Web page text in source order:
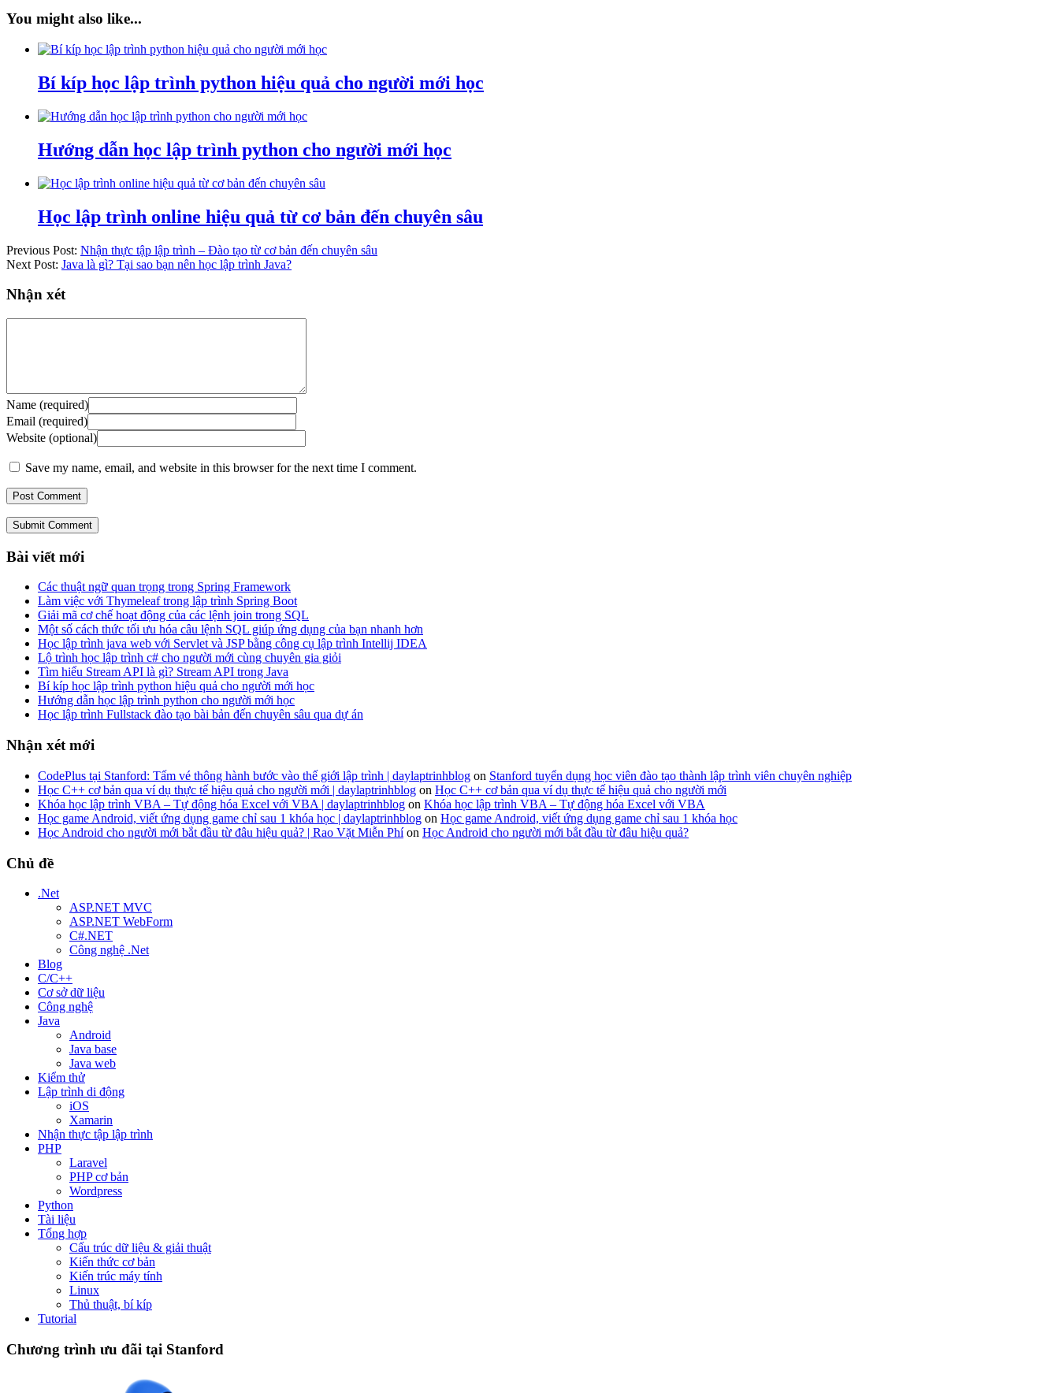
You might also like...
Bí kíp học lập trình python hiệu quả cho người mới học
Hướng dẫn học lập trình python cho người mới học
Học lập trình online hiệu quả từ cơ bản đến chuyên sâu
Previous Post: Nhận thực tập lập trình – Đào tạo từ cơ bản đến chuyên sâu
Next Post: Java là gì? Tại sao bạn nên học lập trình Java?
Nhận xét
Name (required)
Email (required)
Website (optional)
Save my name, email, and website in this browser for the next time I comment.
Submit Comment
Bài viết mới
Các thuật ngữ quan trọng trong Spring Framework
Làm việc với Thymeleaf trong lập trình Spring Boot
Giải mã cơ chế hoạt động của các lệnh join trong SQL
Một số cách thức tối ưu hóa câu lệnh SQL giúp ứng dụng của bạn nhanh hơn
Học lập trình java web với Servlet và JSP bằng công cụ lập trình Intellij IDEA
Lộ trình học lập trình c# cho người mới cùng chuyên gia giỏi
Tìm hiểu Stream API là gì? Stream API trong Java
Bí kíp học lập trình python hiệu quả cho người mới học
Hướng dẫn học lập trình python cho người mới học
Học lập trình Fullstack đào tạo bài bản đến chuyên sâu qua dự án
Nhận xét mới
CodePlus tại Stanford: Tấm vé thông hành bước vào thế giới lập trình | daylaptrinhblog on Stanford tuyển dụng học viên đào tạo thành lập trình viên chuyên nghiệp
Học C++ cơ bản qua ví dụ thực tế hiệu quả cho người mới | daylaptrinhblog on Học C++ cơ bản qua ví dụ thực tế hiệu quả cho người mới
Khóa học lập trình VBA – Tự động hóa Excel với VBA | daylaptrinhblog on Khóa học lập trình VBA – Tự động hóa Excel với VBA
Học game Android, viết ứng dụng game chỉ sau 1 khóa học | daylaptrinhblog on Học game Android, viết ứng dụng game chỉ sau 1 khóa học
Học Android cho người mới bắt đầu từ đâu hiệu quả? | Rao Vặt Miễn Phíon Học Android cho người mới bắt đầu từ đâu hiệu quả?
Chủ đề
.Net
ASP.NET MVC
ASP.NET WebForm
C#.NET
Công nghệ .Net
Blog
C/C++
Cơ sở dữ liệu
Công nghệ
Java
Android
Java base
Java web
Kiểm thử
Lập trình di động
iOS
Xamarin
Nhận thực tập lập trình
PHP
Laravel
PHP cơ bản
Wordpress
Python
Tài liệu
Tổng hợp
Cấu trúc dữ liệu & giải thuật
Kiến thức cơ bản
Kiến trúc máy tính
Linux
Thủ thuật, bí kíp
Tutorial
Chương trình ưu đãi tại Stanford